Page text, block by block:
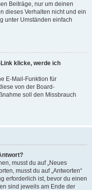
Beiträge, nur um deinen
dieses Verhalten nicht und ein
unter Umständen einfach
klicke, werde ich
E-Mail-Funktion für
von der Board-
soll den Missbrauch
musst du auf „Neues
musst du auf „Antworten“
erforderlich ist, bevor du einen
sind jeweils am Ende der